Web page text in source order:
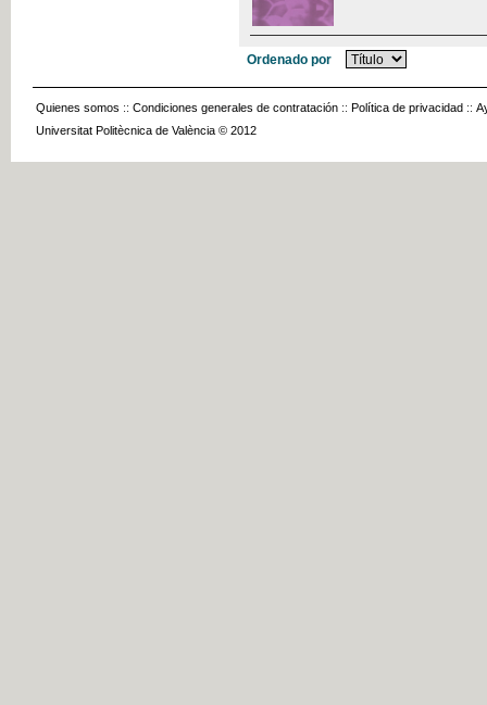
Ordenado por
Quienes somos :: Condiciones generales de contratación :: Política de privacidad ::
Universitat Politècnica de València © 2012